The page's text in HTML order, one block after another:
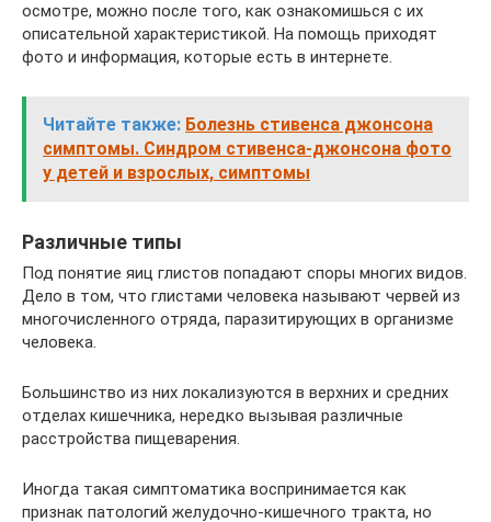
осмотре, можно после того, как ознакомишься с их
описательной характеристикой. На помощь приходят
фото и информация, которые есть в интернете.
Читайте также: Болезнь стивенса джонсона
симптомы. Синдром стивенса-джонсона фото
у детей и взрослых, симптомы
Различные типы
Под понятие яиц глистов попадают споры многих видов.
Дело в том, что глистами человека называют червей из
многочисленного отряда, паразитирующих в организме
человека.
Большинство из них локализуются в верхних и средних
отделах кишечника, нередко вызывая различные
расстройства пищеварения.
Иногда такая симптоматика воспринимается как
признак патологий желудочно-кишечного тракта, но